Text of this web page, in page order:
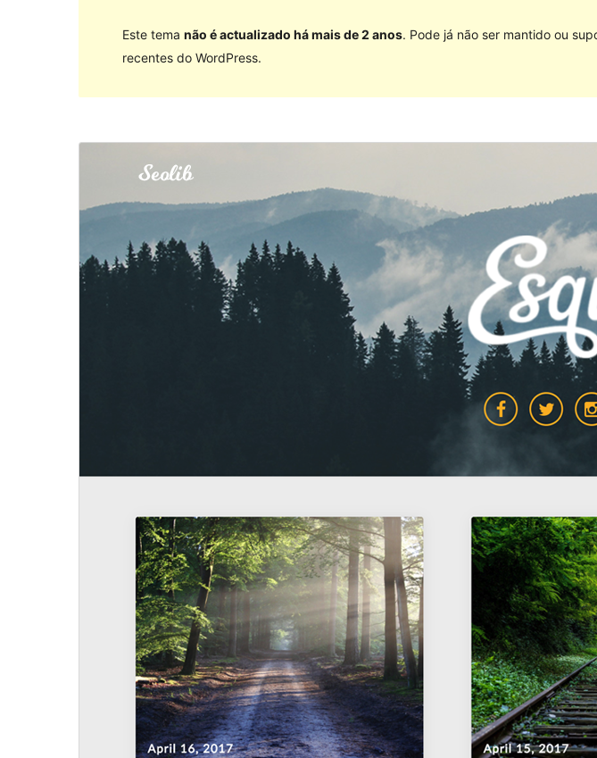
Este tema não é actualizado há mais de 2 anos. Pode já não ser mantido ou
recentes do WordPress.